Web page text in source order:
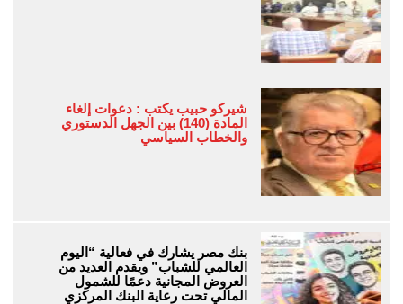
شيركو حبيب يكتب : دعوات إلغاء
المادة (140) بين الجهل الدستوري
والخطاب السياسي
بنك مصر يشارك في فعالية “اليوم
العالمي للشباب” ويقدم العديد من
العروض المجانية دعمًا للشمول
المالي تحت رعاية البنك المركزي